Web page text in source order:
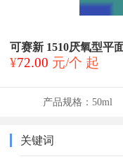
可赛新 1510厌氧型平
¥72.00 元/个 起
产品规格：50ml
关键词